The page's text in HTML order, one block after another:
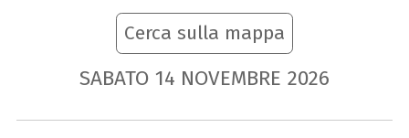
Cerca sulla mappa
SABATO 14 NOVEMBRE 2026